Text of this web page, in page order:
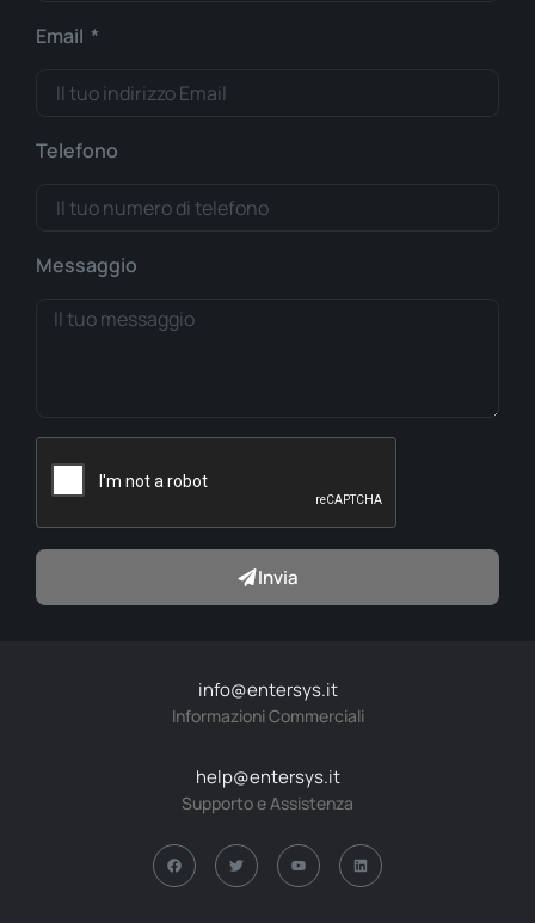
info@entersys.it
Informazioni Commerciali
help@entersys.it
Supporto e Assistenza
Email
Telefono
Messaggio
Invia